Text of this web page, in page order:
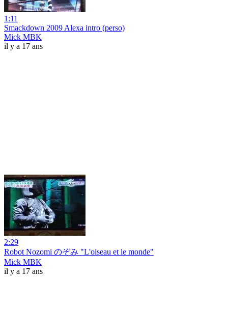
1:11
Smackdown 2009 Alexa intro (perso)
Mick MBK
il y a 17 ans
2:29
Robot Nozomi のぞみ "L'oiseau et le monde"
Mick MBK
il y a 17 ans